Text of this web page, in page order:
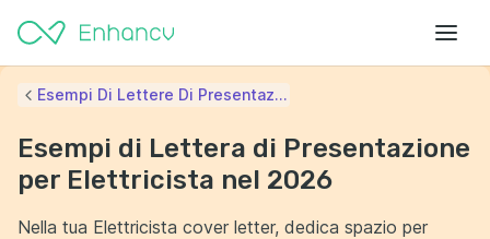
Esempi Di Lettere Di Presentaz...
Esempi di Lettera di Presentazione
per Elettricista nel 2026
Nella tua Elettricista cover letter, dedica spazio per